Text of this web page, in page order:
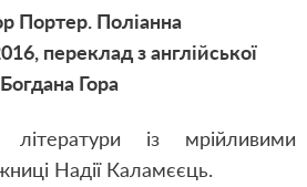
Портер. Поліанна
переклад з англійської
Богдана Гора
літератури із мрійливими
Надії Каламєєць.